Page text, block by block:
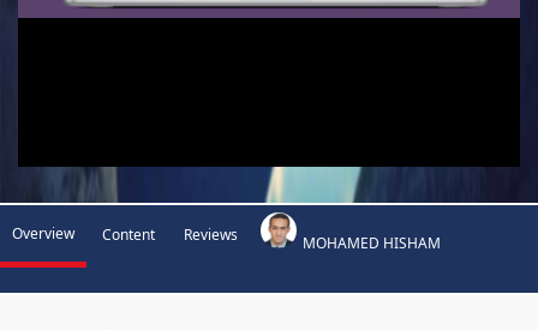
Overview Content Reviews MOHAMED HISHAM